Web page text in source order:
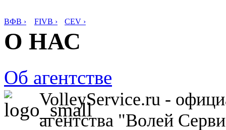
ВФВ › FIVB › CEV ›
О НАС
Об агентстве
VolleyService.ru -
агентства "Волей